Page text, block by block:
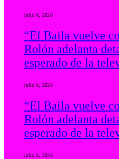
julio 8, 2026
“El Baila vuelve
Rolón adelanta
esperado de la
julio 8, 2026
“El Baila vuelve
Rolón adelanta
esperado de la
julio 8, 2026